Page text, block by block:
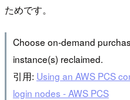
ためです。
Choose on-demand
instance(s) reclaimed.
引用: Using an AWS PCS
login nodes - AWS PCS